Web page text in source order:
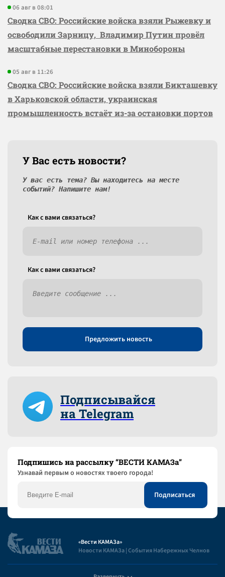
06 авг в 08:01
Сводка СВО: Российские войска взяли Рыжевку и
освободили Зарницу, Владимир Путин провёл
масштабные перестановки в Минобороны
05 авг в 11:26
Сводка СВО: Российские войска взяли Бикташевку
в Харьковской области, украинская
промышленность встаёт из-за остановки портов
У Вас есть новости?
У вас есть тема? Вы находитесь на месте
событий? Напишите нам!
Как c вами связаться?
Как c вами связаться?
Предложить новость
Подписывайся
на Telegram
Подпишись на рассылку “ВЕСТИ КАМАЗа”
Узнaвай первым о новостях твоего города!
«Вести КАМАЗа»
Новости КАМАЗа | События Набережных Челнов